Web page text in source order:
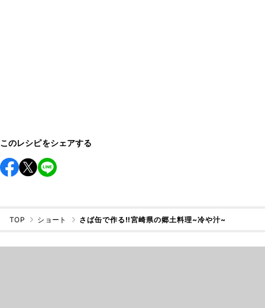
このレシピをシェアする
TOP ショート さば缶で作る‼︎宮崎県の郷土料理~冷や汁~